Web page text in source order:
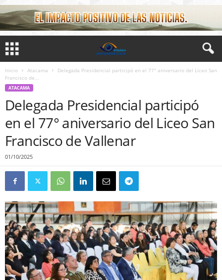
Inicio Atacama
Delegada Presidencial participó en el 77° aniversario del Liceo San
Francisco de...
ATACAMA
Delegada Presidencial participó
en el 77° aniversario del Liceo San
Francisco de Vallenar
01/10/2025